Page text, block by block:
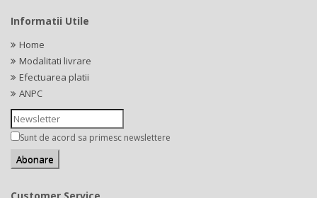
Informatii Utile
Home
Modalitati livrare
Efectuarea platii
ANPC
Sunt de acord sa primesc newslettere